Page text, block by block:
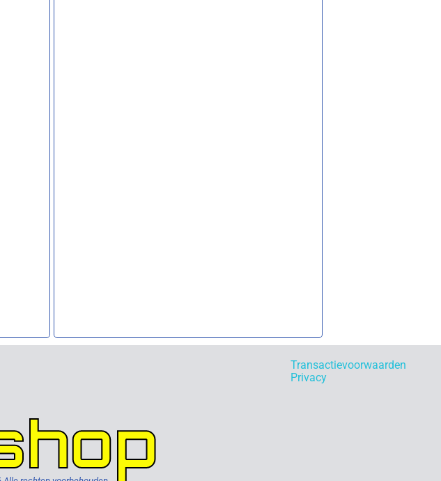
Transactievoorwaarden
Privacy